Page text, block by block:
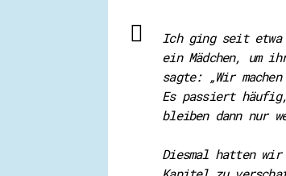
Ich ging seit etwa
ein Mädchen, um
sagte: „Wir
Es passiert
bleiben dann nur
Diesmal hatten wir